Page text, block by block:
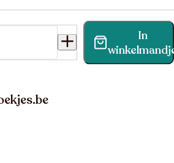
In
op je vraag op onze